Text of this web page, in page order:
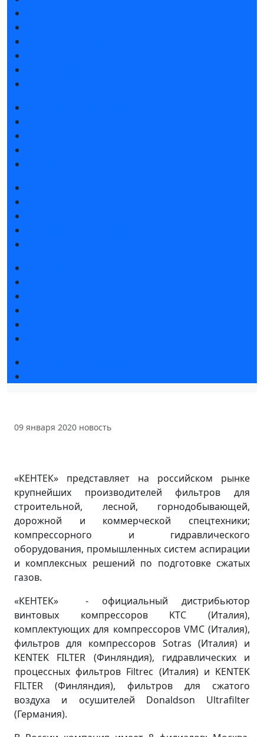
09 января 2020 новость
«КЕНТЕК» представляет на российском рынке
крупнейших производителей фильтров для
строительной, лесной, горнодобывающей,
дорожной и коммерческой спецтехники;
компрессорного и гидравлического
оборудования, промышленных систем аспирации
и комплексных решений по подготовке сжатых
газов.
«КЕНТЕК» - официальный дистрибьютор
винтовых компрессоров KTC (Италия),
комплектующих для компрессоров VMC (Италия),
фильтров для компрессоров Sotras (Италия) и
KENTEK FILTER (Финляндия), гидравлических и
процессных фильтров Filtrec (Италия) и KENTEK
FILTER (Финляндия), фильтров для сжатого
воздуха и осушителей Donaldson Ultrafilter
(Германия).